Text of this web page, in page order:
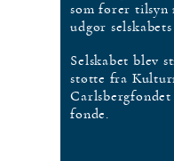
som fører tilsyn
udgør
Selskabet blev
støtte fra
fonde.